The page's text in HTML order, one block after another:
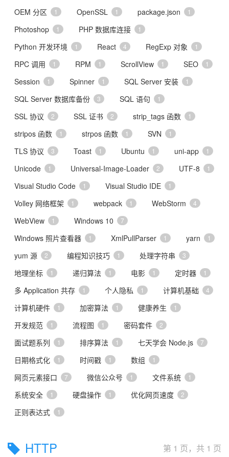
OEM 分区 1 OpenSSL 1 package.json 1
Photoshop 1 PHP 数据库连接 1
Python 开发环境 1 React 4 RegExp 对象 1
RPC 调用 1 RPM 1 ScrollView 1 SEO 1
Session 1 Spinner 1 SQL Server 安装 1
SQL Server 数据库备份 3 SQL 语句 1
SSL 协议 2 SSL 证书 2 strip_tags 函数 1
stripos 函数 1 strpos 函数 1 SVN 1
TLS 协议 3 Toast 1 Ubuntu 1 uni-app 1
Unicode 1 Universal-Image-Loader 2 UTF-8 1
Visual Studio Code 1 Visual Studio IDE 1
Volley 网络框架 1 webpack 1 WebStorm 4
WebView 1 Windows 10 7
Windows 照片查看器 1 XmlPullParser 1 yarn 1
yum 源 2 编程知识技巧 1 处理字符串 3
地理坐标 1 递归算法 1 电影 1 定时器 1
多 Application 共存 1 个人隐私 1 计算机基础 4
计算机硬件 1 加密算法 1 健康养生 1
开发规范 1 流程图 1 密码套件 2
面试题系列 1 排序算法 1 七天学会 Node.js 7
日期格式化 1 时间戳 1 数组 1
网页元素接口 7 微信公众号 1 文件系统 1
系统安全 1 硬盘操作 1 优化网页速度 2
正则表达式 1
HTTP 第 1 页，共 1 页